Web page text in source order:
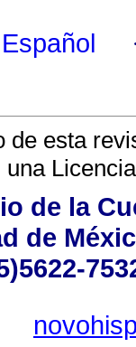
de esta
una
de la
de